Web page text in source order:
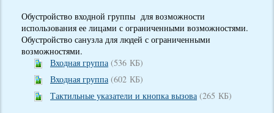
Обустройство входной группы для возможности
использования ее лицами с ограниченными возможностями.
Обустройство санузла для людей с ограниченными
возможностями.
Входная группа (536 КБ)
Входная группа (602 КБ)
Тактильные указатели и кнопка вызова (265 КБ)